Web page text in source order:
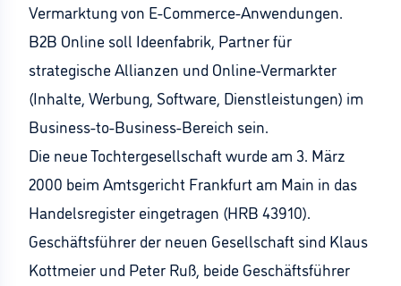
Vermarktung von E-Commerce-Anwendungen.
B2B Online soll Ideenfabrik, Partner für
strategische Allianzen und Online-Vermarkter
(Inhalte, Werbung, Software, Dienstleistungen) im
Business-to-Business-Bereich sein.
Die neue Tochtergesellschaft wurde am 3. März
2000 beim Amtsgericht Frankfurt am Main in das
Handelsregister eingetragen (HRB 43910).
Geschäftsführer der neuen Gesellschaft sind Klaus
Kottmeier und Peter Ruß, beide Geschäftsführer